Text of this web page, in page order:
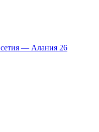
— Алания 26